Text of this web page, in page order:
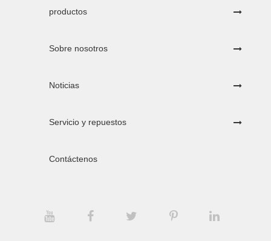
productos
Sobre nosotros
Noticias
Servicio y repuestos
Contáctenos